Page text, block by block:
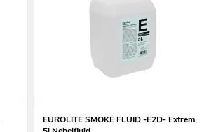
EUROLITE SMOKE FLUID -E2D- Extrem,